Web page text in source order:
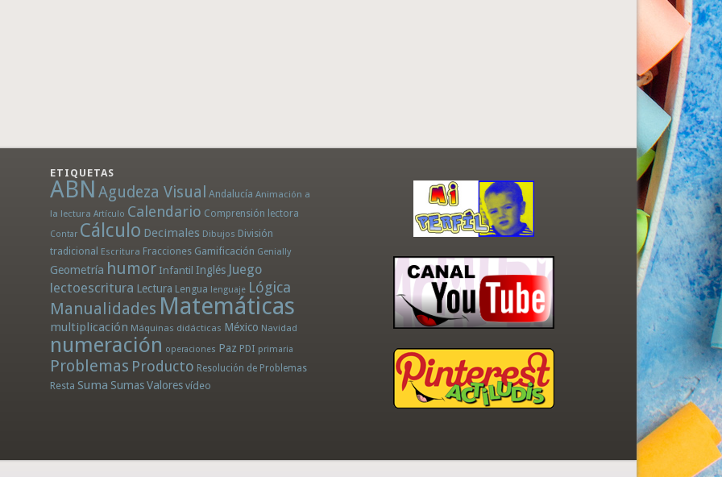
ETIQUETAS
ABN Agudeza Visual Andalucía Animación a
la lectura Artículo Calendario Comprensión lectora
Contar Cálculo Decimales Dibujos División
tradicional Escritura Fracciones Gamificación Genially
Geometría humor Infantil Inglés Juego
lectoescritura Lectura Lengua lenguaje Lógica
Manualidades Matemáticas
multiplicación Máquinas didácticas México Navidad
numeración operaciones Paz PDI primaria
Problemas Producto Resolución de Problemas
Resta Suma SumasValores vídeo